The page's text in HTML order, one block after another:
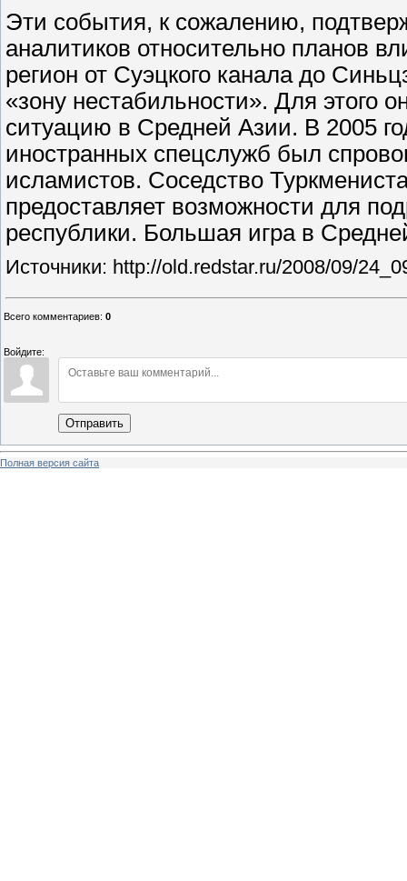
Эти события, к сожалению,
аналитиков относительно планов
регион от Суэцкого канала до
«зону нестабильности». Для этого
ситуацию в Средней Азии. В 2005
иностранных спецслужб был
исламистов. Соседство
предоставляет возможности для
республики. Большая игра в
Источники: http://old.redstar.ru/2008/09/
Всего комментариев: 0
Войдите:
Отправить
Полная версия сайта